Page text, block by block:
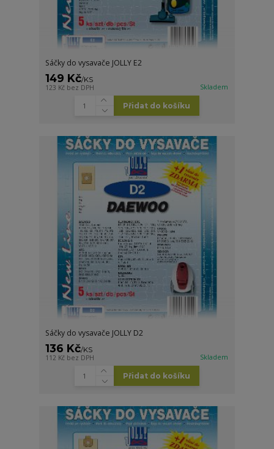
Sáčky do vysavače JOLLY E2
149 Kč/KS
123 Kč bez DPH Skladem
Přidat do košíku
Sáčky do vysavače JOLLY D2
136 Kč/KS
112 Kč bez DPH Skladem
Přidat do košíku